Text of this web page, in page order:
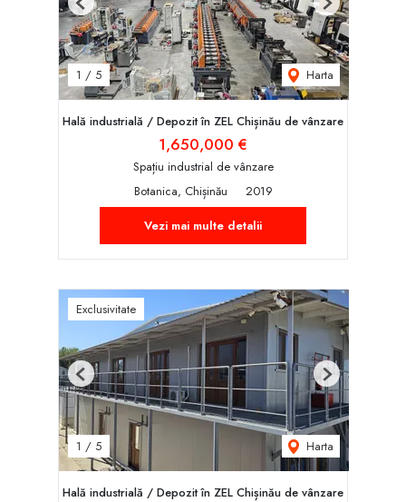
1 / 5 Harta
Previous Next
Hală industrială / Depozit în ZEL Chișinău de vânzare
1,650,000 €
Spațiu industrial de vânzare
Botanica, Chișinău
2019
Vezi mai multe detalii
Exclusivitate
1 / 5 Harta
Previous Next
Hală industrială / Depozit în ZEL Chișinău de vânzare